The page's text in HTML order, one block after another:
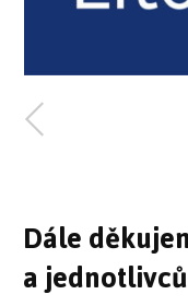
Dále
a